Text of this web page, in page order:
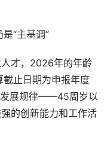
“主基调”
才，2026年的年龄
止日期为申报年度
发展规律——45周岁以
的创新能力和工作活